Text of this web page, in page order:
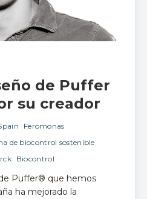
de Puffer
su creador
Feromonas
de biocontrol sostenible
Biocontrol
Puffer® que hemos
ha mejorado la